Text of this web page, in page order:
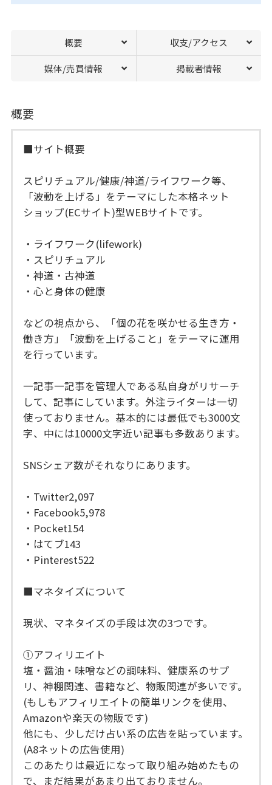
概要 収支/アクセス
媒体/売買情報 掲載者情報
概要
■サイト概要
スピリチュアル/健康/神道/ライフワーク等、
「波動を上げる」をテーマにした本格ネット
ショップ(ECサイト)型WEBサイトです。
・ライフワーク(lifework)
・スピリチュアル
・神道・古神道
・心と身体の健康
などの視点から、「個の花を咲かせる生き方・
働き方」「波動を上げること」をテーマに運用
を行っています。
一記事一記事を管理人である私自身がリサーチ
して、記事にしています。外注ライターは一切
使っておりません。基本的には最低でも3000文
字、中には10000文字近い記事も多数あります。
SNSシェア数がそれなりにあります。
・Twitter2,097
・Facebook5,978
・Pocket154
・はてブ143
・Pinterest522
■マネタイズについて
現状、マネタイズの手段は次の3つです。
①アフィリエイト
塩・醤油・味噌などの調味料、健康系のサプ
リ、神棚関連、書籍など、物販関連が多いです。
(もしもアフィリエイトの簡単リンクを使用、
Amazonや楽天の物販です)
他にも、少しだけ占い系の広告を貼っています。
(A8ネットの広告使用)
このあたりは最近になって取り組み始めたもの
で、まだ結果があまり出ておりません。